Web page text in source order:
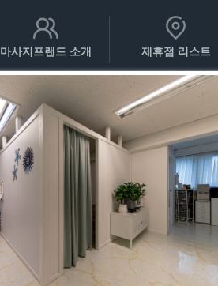
마사지프랜드 소개 제휴점 리스트